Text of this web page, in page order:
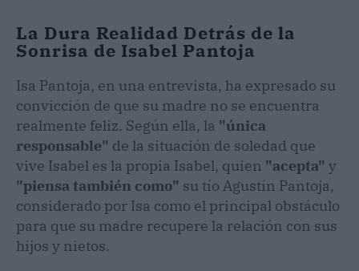
La Dura Realidad Detrás de la
Sonrisa de Isabel Pantoja
Isa Pantoja, en una entrevista, ha expresado su
convicción de que su madre no se encuentra
realmente feliz. Según ella, la "única
responsable" de la situación de soledad que
vive Isabel es la propia Isabel, quien "acepta" y
"piensa también como" su tío Agustín Pantoja,
considerado por Isa como el principal obstáculo
para que su madre recupere la relación con sus
hijos y nietos.